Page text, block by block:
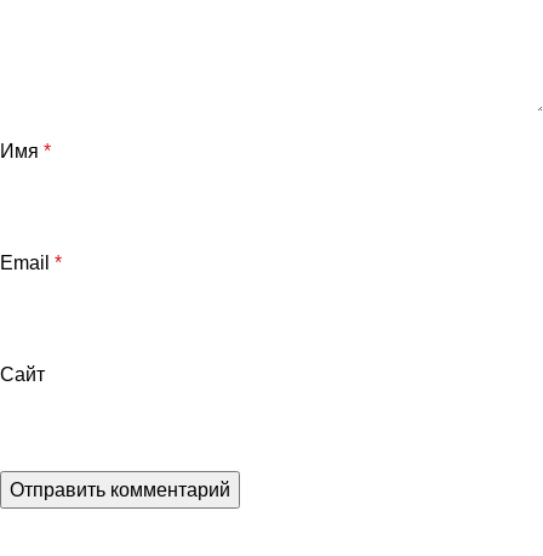
Имя *
Email *
Сайт